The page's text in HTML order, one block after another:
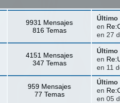
9931 Mensajes
816 Temas
Último
en
en 27
4151 Mensajes
347 Temas
Último
en
en 11
959 Mensajes
77 Temas
Último
en
en 05